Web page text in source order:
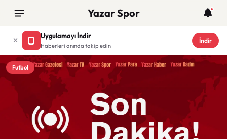
Yazar Spor
Uygulamayı İndir
Haberleri anında takip edin
İndir
Futbol